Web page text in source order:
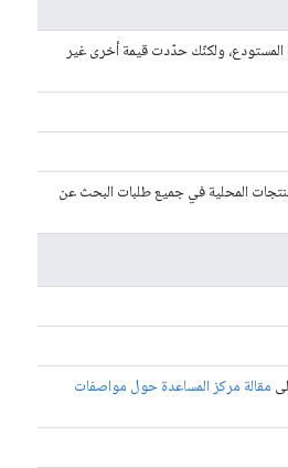
ولكنّك حدّدت قيمة أخرى غير
المحلية في جميع طلبات البحث عن
مقالة مركز المساعدة حول مواصفات